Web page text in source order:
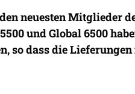
neuesten Mitglieder
und Global 6500
so dass die